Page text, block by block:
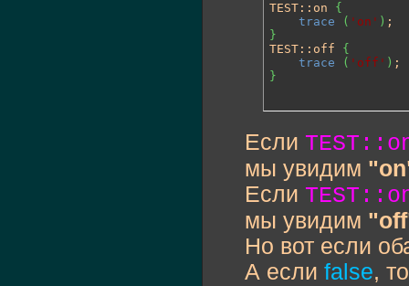
TEST::on {
trace
( 'on' )
}
TEST::off {
trace
( 'off' )
}
Если
мы увидим
Если
мы увидим
Но вот если
А если false,